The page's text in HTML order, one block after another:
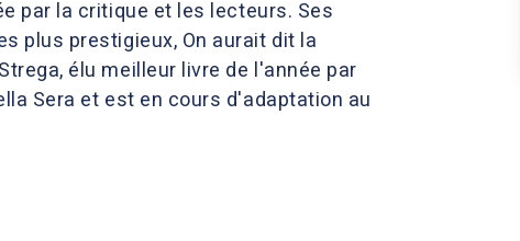
par la critique et les lecteurs. Ses
plus prestigieux, On aurait dit la
élu meilleur livre de l'année par
Sera et est en cours d'adaptation au